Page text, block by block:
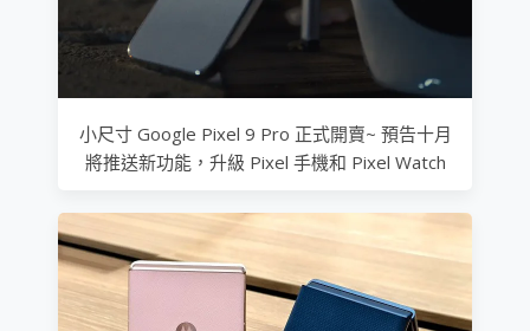
小尺寸 Google Pixel 9 Pro 正式開賣~ 預告十月
將推送新功能，升級 Pixel 手機和 Pixel Watch